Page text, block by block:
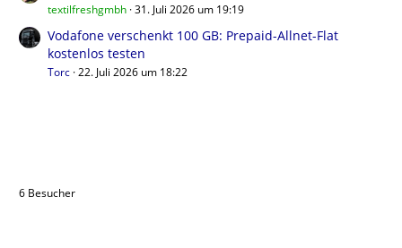
textilfreshgmbh 31. Juli 2026 um 19:19
Vodafone verschenkt 100 GB: Prepaid-Allnet-Flat
kostenlos testen
Torc 22. Juli 2026 um 18:22
6 Besucher